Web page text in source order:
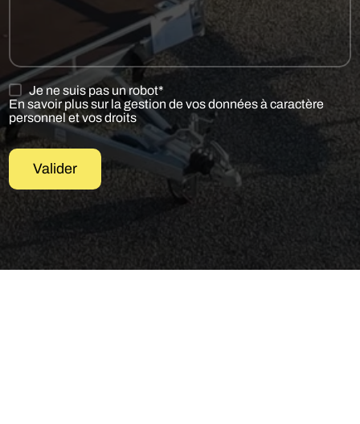
Je ne suis pas un robot*
En savoir plus sur la gestion de vos données à caractère
personnel et vos droits
Valider